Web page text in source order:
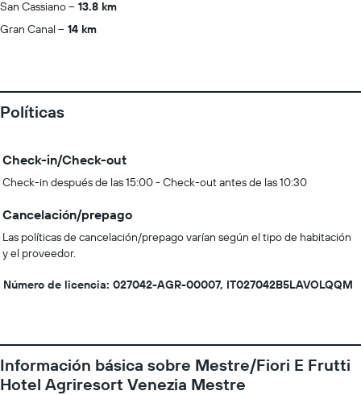
San Cassiano
13.8 km
Gran Canal
14 km
Políticas
Check-in/Check-out
Check-in después de las 15:00 - Check-out antes de las 10:30
Cancelación/prepago
Las políticas de cancelación/prepago varían según el tipo de habitación
y el proveedor.
Número de licencia: 027042-AGR-00007, IT027042B5LAVOLQQM
Información básica sobre Mestre/Fiori E Frutti
Hotel Agriresort Venezia Mestre